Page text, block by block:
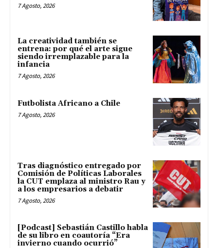
7 Agosto, 2026
La creatividad también se
entrena: por qué el arte sigue
siendo irremplazable para la
infancia
7 Agosto, 2026
Futbolista Africano a Chile
7 Agosto, 2026
Tras diagnóstico entregado por
Comisión de Políticas Laborales
la CUT emplaza al ministro Rau y
a los empresarios a debatir
7 Agosto, 2026
[Podcast] Sebastián Castillo habla
de su libro en coautoría “Era
invierno cuando ocurrió”